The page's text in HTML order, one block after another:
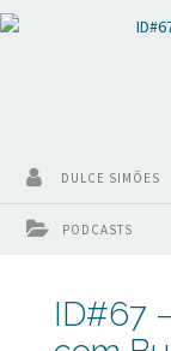
PODCASTS
DULCE SIMÕES
ID#67